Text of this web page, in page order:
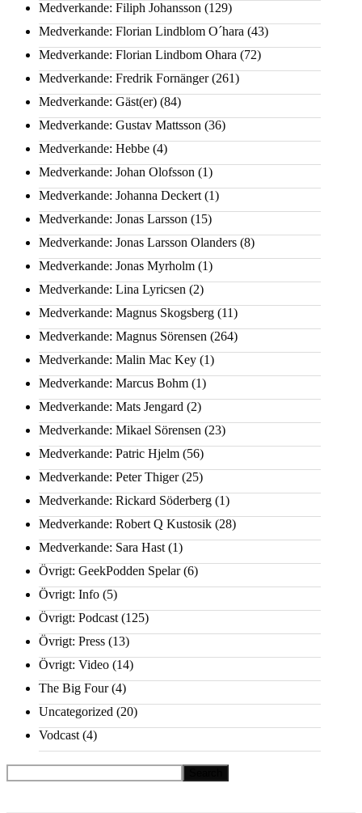
Medverkande: Filiph Johansson (129)
Medverkande: Florian Lindblom O´hara (43)
Medverkande: Florian Lindbom Ohara (72)
Medverkande: Fredrik Fornänger(261)
Medverkande: Gäst(er) (84)
Medverkande: Gustav Mattsson (36)
Medverkande: Hebbe (4)
Medverkande: Johan Olofsson (1)
Medverkande: Johanna Deckert (1)
Medverkande: Jonas Larsson (15)
Medverkande: Jonas Larsson Olanders (8)
Medverkande: Jonas Myrholm (1)
Medverkande: Lina Lyricsen (2)
Medverkande: Magnus Skogsberg (11)
Medverkande: Magnus Sörensen (264)
Medverkande: Malin Mac Key (1)
Medverkande: Marcus Bohm (1)
Medverkande: Mats Jengard (2)
Medverkande: Mikael Sörensen (23)
Medverkande: Patric Hjelm (56)
Medverkande: Peter Thiger(25)
Medverkande: Rickard Söderberg (1)
Medverkande: Robert Q Kustosik (28)
Medverkande: Sara Hast (1)
Övrigt: GeekPodden Spelar(6)
Övrigt: Info (5)
Övrigt: Podcast (125)
Övrigt: Press (13)
Övrigt: Video (14)
The Big Four(4)
Uncategorized (20)
Vodcast (4)